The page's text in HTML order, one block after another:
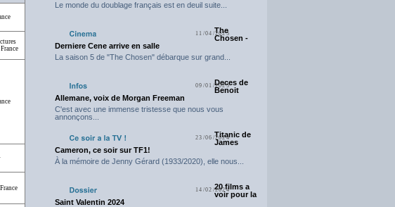
Le monde du doublage français est en deuil suite...
11/04/2025
The
Chosen -
Derniere Cene arrive en salle
La saison 5 de "The Chosen" débarque sur grand...
09/01/2025Deces de
Benoit
Allemane, voix de Morgan Freeman
C'est avec une immense tristesse que nous vous
annonçons...
23/06/2024Titanic de
James
Cameron, ce soir sur TF1!
À la mémoire de Jenny Gérard (1933/2020), elle nous...
14/02/202420 films a
voir pour la
Saint Valentin 2024